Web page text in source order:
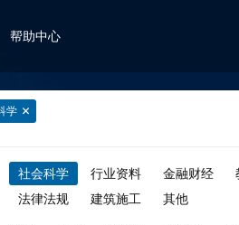
帮助中心
学
社会科学 行业资料 金融财经
法律法规 建筑施工 其他